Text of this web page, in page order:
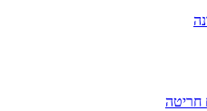
חריטה